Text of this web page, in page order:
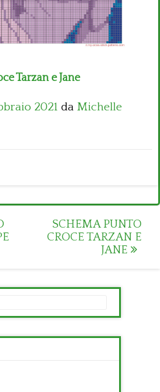
Tarzan e Jane
2021 da Michelle
SCHEMA PUNTO
CROCE TARZAN E
JANE